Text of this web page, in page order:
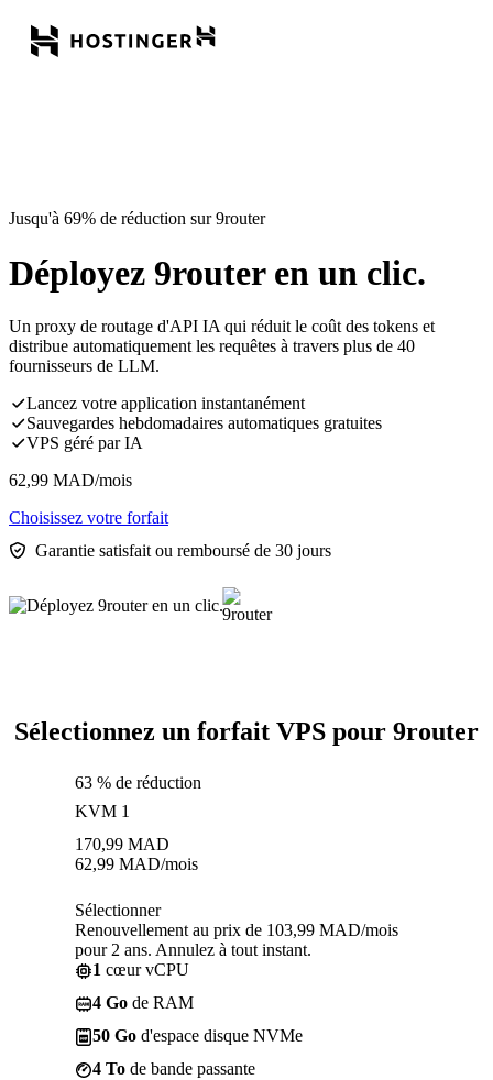
Jusqu'à 69% de réduction sur 9router
Déployez 9router en un clic.
Un proxy de routage d'API IA qui réduit le coût des tokens et
distribue automatiquement les requêtes à travers plus de 40
fournisseurs de LLM.
Lancez votre application instantanément
Sauvegardes hebdomadaires automatiques gratuites
VPS géré par IA
62,99 MAD/mois
Choisissez votre forfait
Garantie satisfait ou remboursé de 30 jours
Sélectionnez un forfait VPS pour 9router
63 % de réduction
KVM 1
170,99 MAD
62,99 MAD/mois
Sélectionner
Renouvellement au prix de 103,99 MAD/mois
pour 2 ans. Annulez à tout instant.
1 cœur vCPU
4 Go de RAM
50 Go d'espace disque NVMe
4 To de bande passante